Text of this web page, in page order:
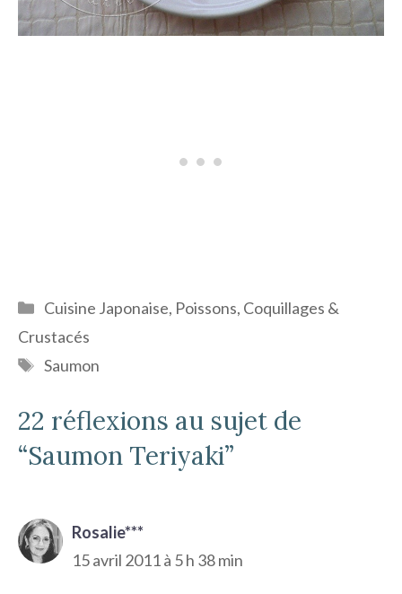
Catégories
Cuisine Japonaise, Poissons, Coquillages &
Crustacés
Étiquettes
Saumon
22 réflexions au sujet de
“Saumon Teriyaki”
Rosalie***
15 avril 2011 à 5 h 38 min